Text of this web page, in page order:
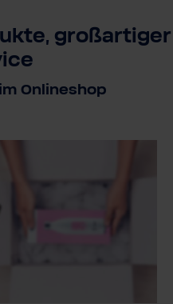
großartiger
Onlineshop